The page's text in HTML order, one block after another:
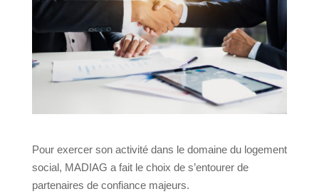
Pour exercer son activité dans le domaine du logement
social, MADIAG a fait le choix de s’entourer de
partenaires de confiance majeurs.